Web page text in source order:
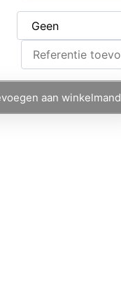
aan winkelmand